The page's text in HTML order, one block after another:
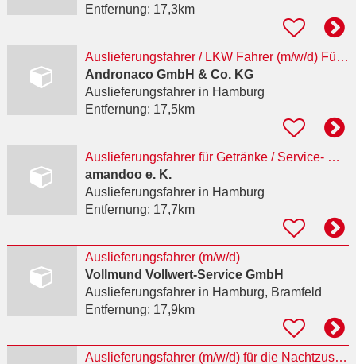
Entfernung: 17,3km
Auslieferungsfahrer / LKW Fahrer (m/w/d) Führerscheinklasse CE
Andronaco GmbH & Co. KG
Auslieferungsfahrerin Hamburg
Entfernung: 17,5km
Auslieferungsfahrer für Getränke / Service- Getränkefahrer Vollzeit (m/w/d)
amandoo e. K.
Auslieferungsfahrerin Hamburg
Entfernung: 17,7km
Auslieferungsfahrer (m/w/d)
Vollmund Vollwert-Service GmbH
Auslieferungsfahrerin Hamburg, Bramfeld
Entfernung: 17,9km
Auslieferungsfahrer (m/w/d) für die Nachtzustellung